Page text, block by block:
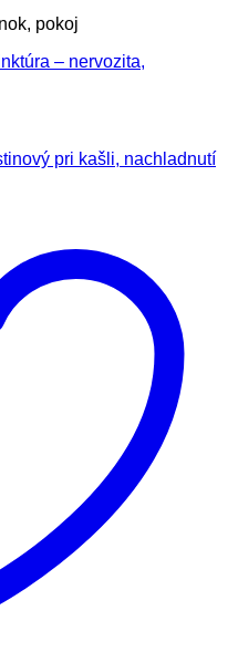
pokoj
– nervozita,